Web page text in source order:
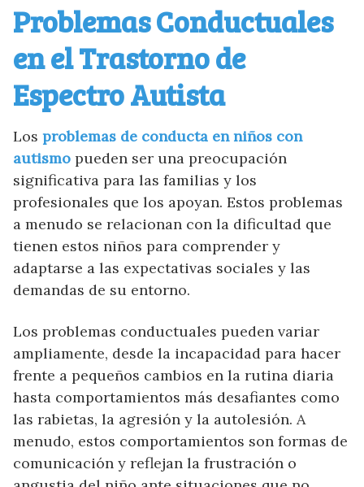
Problemas Conductuales
en el Trastorno de
Espectro Autista
Los problemas de conducta en niños con
autismo pueden ser una preocupación
significativa para las familias y los
profesionales que los apoyan. Estos problemas
a menudo se relacionan con la dificultad que
tienen estos niños para comprender y
adaptarse a las expectativas sociales y las
demandas de su entorno.
Los problemas conductuales pueden variar
ampliamente, desde la incapacidad para hacer
frente a pequeños cambios en la rutina diaria
hasta comportamientos más desafiantes como
las rabietas, la agresión y la autolesión. A
menudo, estos comportamientos son formas de
comunicación y reflejan la frustración o